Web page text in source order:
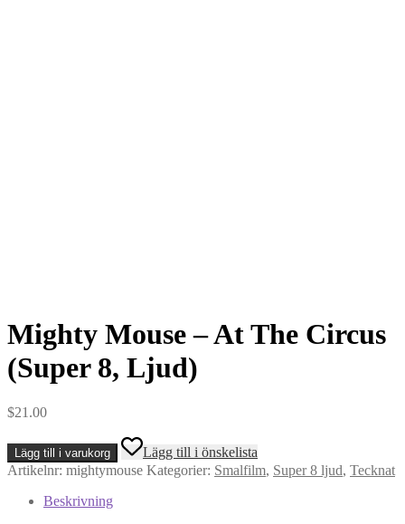
Mighty Mouse – At The Circus
(Super 8, Ljud)
$21.00
Mighty
Mouse
-
Lägg till i varukorg
Lägg till i önskelista
Artikelnr: mightymouse Kategorier: Smalfilm, Super 8 ljud, Tecknat
Beskrivning